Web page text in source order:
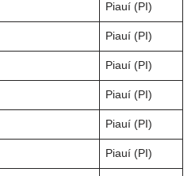
Piauí (PI)
Piauí (PI)
Piauí (PI)
Piauí (PI)
Piauí (PI)
Piauí (PI)